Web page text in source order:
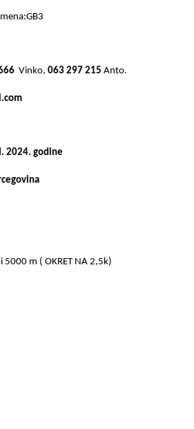
Vinko,063 297 215 Anto.
2024. godine
5000 m ( OKRET NA 2,5k)